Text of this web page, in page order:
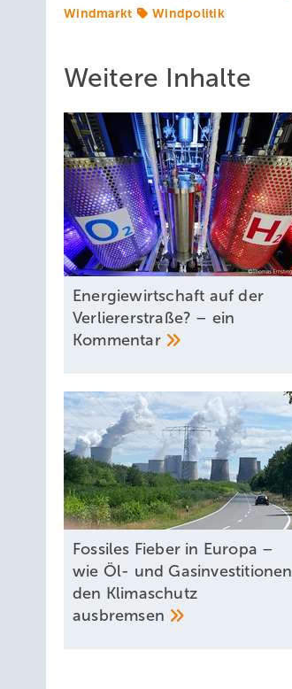
Windmarkt
Windpolitik
Weitere Inhalte
Energiewirtschaft auf der
Verliererstraße? – ein
Kommentar
Fossiles Fieber in Europa –
wie Öl- und Gasinvestitionen
den Klimaschutz
ausbremsen